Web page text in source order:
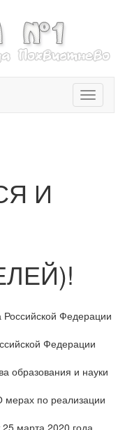
T
o
И
Российской Федерации
Федерации
образования и науки
мерах по реализации
марта 2020 года